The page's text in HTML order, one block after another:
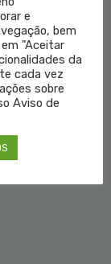
e
bem
"Aceitar
da
cada vez
sobre
Aviso de